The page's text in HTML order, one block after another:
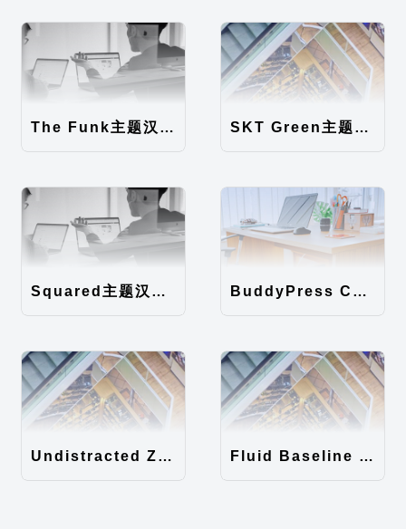
The Funk主题汉化包 SKT Green主题汉化包
Squared主题汉化包 BuddyPress Colours主题汉化包
Undistracted Zen主题汉化包 Fluid Baseline Grid主题汉化包